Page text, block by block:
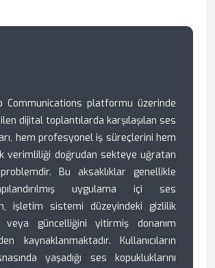
Communications platformu üzerinde
dijital toplantılarda karşılaşılan ses
hem profesyonel iş süreçlerini hem
verimliliği doğrudan sekteye uğratan
Bu aksaklıklar genellikle
uygulama içi ses
işletim sistemi düzeyindeki gizlilik
veya güncelliğini yitirmiş donanım
kaynaklanmaktadır. Kullanıcıların
yaşadığı ses kopukluklarını